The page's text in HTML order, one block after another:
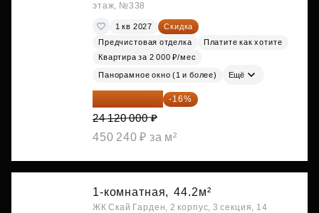
этаж, №338
1 кв 2027
Скидка
Предчистовая отделка
Платите как хотите
Квартира за 2 000 ₽/мес
Панорамное окно (1 и более) Ещё
20 260 800 ₽ -16%
24 120 000 ₽
450 240 ₽ за м²
1-комнатная, 44.2м²
ЖК Скай Гарден, 2 корпус, 3 секция, 14